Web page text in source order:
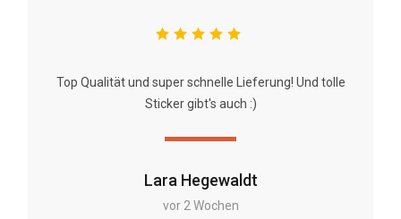
Lara Hegewaldt
vor 2 Wochen
Top Qualität und super schnelle Lieferung! Und tolle
Sticker gibt's auch :)